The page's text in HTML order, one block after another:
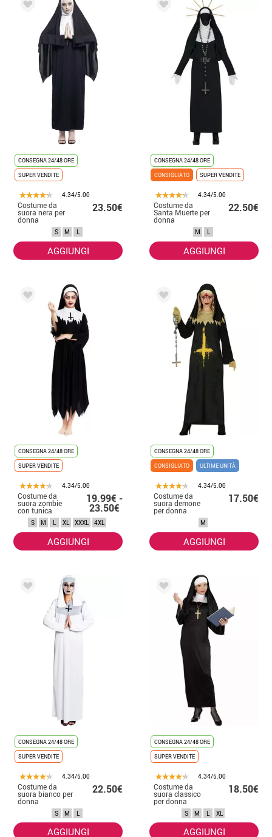
CONSEGNA 24/48 ORE
SUPER VENDITE
4.34/5.00
Costume da
suora nera per
donna
23.50€
S M L
AGGIUNGI
CONSEGNA 24/48 ORE
CONSIGLIATO
SUPER VENDITE
4.34/5.00
Costume da
Santa Muerte per
donna
22.50€
M L
AGGIUNGI
CONSEGNA 24/48 ORE
SUPER VENDITE
4.34/5.00
Costume da
suora zombie
con tunica
chiodata da
donna
19.99€ -
23.50€
S M L XL XXXL 4XL
AGGIUNGI
CONSEGNA 24/48 ORE
CONSIGLIATO
ULTIME UNITÀ
4.34/5.00
Costume da
suora demone
per donna
17.50€
M
AGGIUNGI
CONSEGNA 24/48 ORE
SUPER VENDITE
4.34/5.00
Costume da
suora bianco per
donna
22.50€
S M L
AGGIUNGI
CONSEGNA 24/48 ORE
SUPER VENDITE
4.34/5.00
Costume da
suora classico
per donna
18.50€
S M L XL
AGGIUNGI